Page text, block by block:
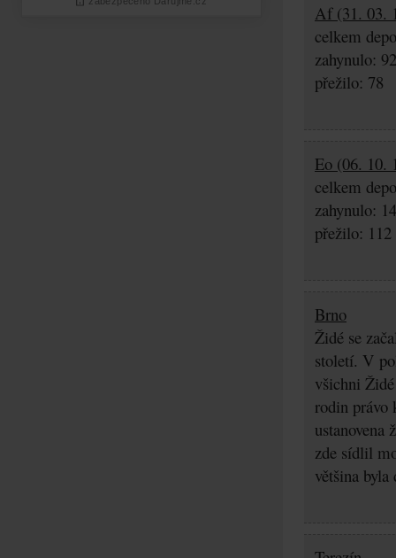
Af (31. 03.
celkem
zahynulo:
přežilo: 78
Eo (06. 10.
celkem
zahynulo:
přežilo: 112
Brno
Židé se
století. V
všichni
rodin právo
ustanovena
zde sídlil
většina